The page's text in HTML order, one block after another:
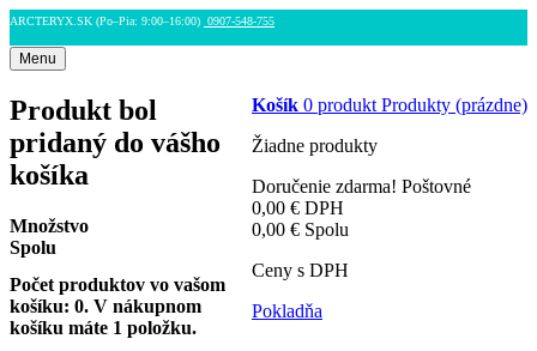
ARCTERYX.SK (Po–Pia: 9:00–16:00) 0907-548-755
Menu
Košík 0 produkt Produkty (prázdne)
Žiadne produkty
Doručenie zdarma! Poštovné
0,00 € DPH
0,00 € Spolu
Ceny s DPH
Pokladňa
Produkt bol
pridaný do vášho
košíka
Množstvo
Spolu
Počet produktov vo vašom
košíku: 0. V nákupnom
košíku máte 1 položku.